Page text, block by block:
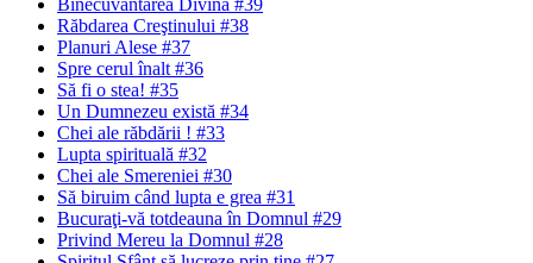
Binecuvântarea Divină #39
Răbdarea Creştinului #38
Planuri Alese #37
Spre cerul înalt #36
Să fi o stea! #35
Un Dumnezeu există #34
Chei ale răbdării ! #33
Lupta spirituală #32
Chei ale Smereniei #30
Să biruim când lupta e grea #31
Bucuraţi-vă totdeauna în Domnul #29
Privind Mereu la Domnul #28